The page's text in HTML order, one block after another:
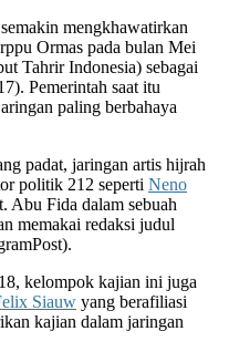
mengkhawatirkan
Ormas pada bulan Mei
Tahrir Indonesia) sebagai
Pemerintah saat itu
paling berbahaya
padat, jaringan artis hijrah
politik 212 seperti Neno
Abu Fida dalam sebuah
memakai redaksi judul
kelompok kajian ini juga
Siauw yang berafiliasi
kajian dalam jaringan